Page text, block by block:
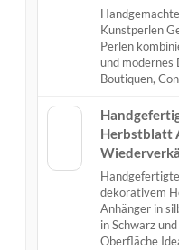
Kunstperlen
Perlen
und modernes
Boutiquen,
Herbstblatt
dekorativem
Anhänger in
in Schwarz
Oberfläche